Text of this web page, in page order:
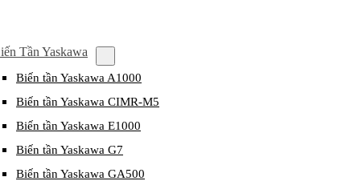
Tần Yaskawa
Biến tần Yaskawa A1000
Biến tần Yaskawa CIMR-M5
Biến tần Yaskawa E1000
Biến tần Yaskawa G7
Biến tần Yaskawa GA500